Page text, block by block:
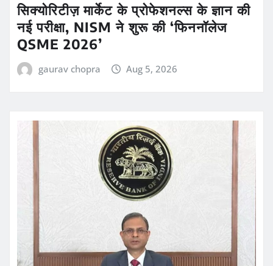
सिक्योरिटीज़ मार्केट के प्रोफेशनल्स के ज्ञान की
नई परीक्षा, NISM ने शुरू की ‘फिननॉलेज
QSME 2026’
gaurav chopra Aug 5, 2026